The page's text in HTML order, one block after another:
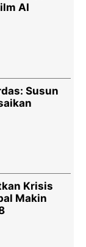
AI
Susun
Krisis
Makin